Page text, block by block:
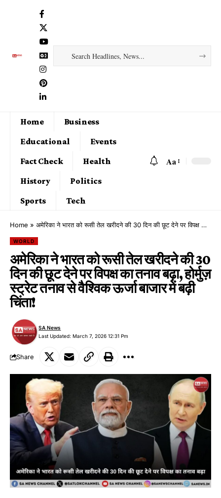
Home
Business
Educational
Events
Fact Check
Health
History
Politics
Sports
Tech
Aa
Home » अमेरिका ने भारत को रूसी तेल खरीदने की 30 दिन की छूट देने पर विपक्ष का तनाव बढ़ा, होर्मुज़ स्ट्रेट तनाव से वैश्विक ऊर्जा बाजार में बढ़ी चिंता!
WORLD
अमेरिका ने भारत को रूसी तेल खरीदने की 30
दिन की छूट देने पर विपक्ष का तनाव बढ़ा, होर्मुज़
स्ट्रेट तनाव से वैश्विक ऊर्जा बाजार में बढ़ी
चिंता!
Last Updated: March 7, 2026 12:31 Pm
SA News
Share